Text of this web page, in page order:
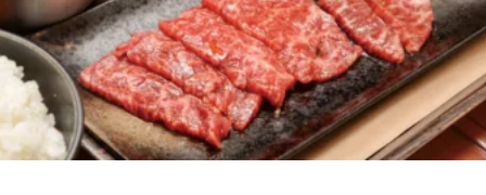
NEW OPEN
SERIES
CULTURE